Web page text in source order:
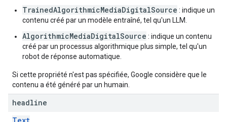
TrainedAlgorithmicMediaDigitalSource : indique un
contenu créé par un modèle entraîné, tel qu'un LLM.
AlgorithmicMediaDigitalSource : indique un contenu
créé par un processus algorithmique plus simple, tel qu'un
robot de réponse automatique.
Si cette propriété n'est pas spécifiée, Google considère que le
contenu a été généré par un humain.
headline
Text